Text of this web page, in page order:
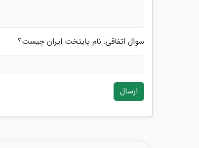
سوال اتفاقی: نام پایتخت ایران چیست؟
ارسال